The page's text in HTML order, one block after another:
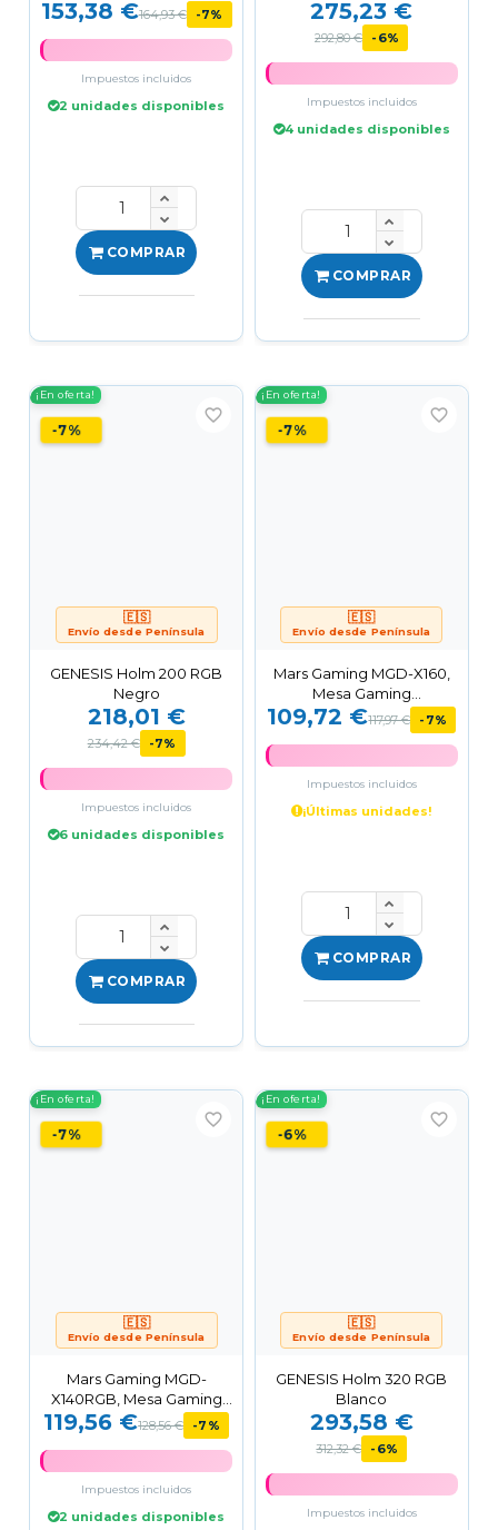
Altura Eléctrico 73-118cm,...
153,38 €164,93 € -7%
Impuestos incluidos
2 unidades disponibles
COMPRAR
275,23 €
292,80 € -6%
Impuestos incluidos
4 unidades disponibles
COMPRAR
¡En oferta!
-7%
🇪🇸
Envío desde Península
favorite_border
GENESIS Holm 200 RGB
Negro
218,01 €
234,42 € -7%
Impuestos incluidos
6 unidades disponibles
COMPRAR
¡En oferta!
-7%
🇪🇸
Envío desde Península
favorite_border
Mars Gaming MGD-X160,
Mesa Gaming
Ergonómica, Superficie
109,72 €117,97 € -7%
Impuestos incluidos
¡Últimas unidades!
COMPRAR
¡En oferta!
-7%
🇪🇸
Envío desde Península
favorite_border
Mars Gaming MGD-
X140RGB, Mesa Gaming
Ergonómica, Iluminación
119,56 €128,56 € -7%
Impuestos incluidos
2 unidades disponibles
¡En oferta!
-6%
🇪🇸
Envío desde Península
favorite_border
GENESIS Holm 320 RGB
Blanco
293,58 €
312,32 € -6%
Impuestos incluidos